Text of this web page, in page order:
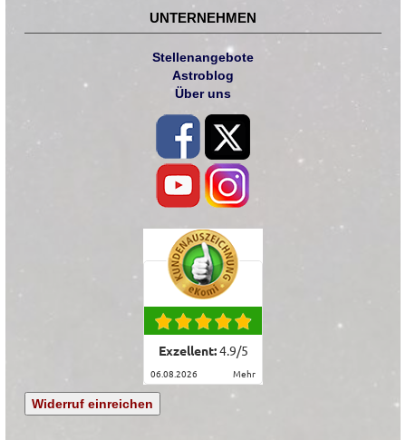
UNTERNEHMEN
Stellenangebote
Astroblog
Über uns
Exzellent:4.9/5
06.08.2026 mehr
Widerruf einreichen